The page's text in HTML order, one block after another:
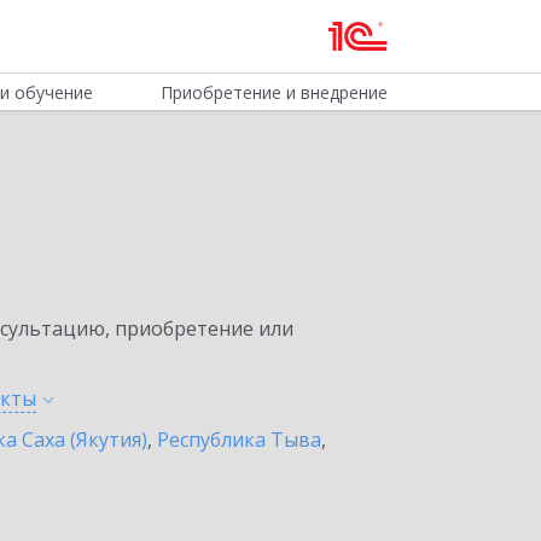
обучение Приобретение и внедрение
приобретение или
Саха (Якутия), Республика Тыва,